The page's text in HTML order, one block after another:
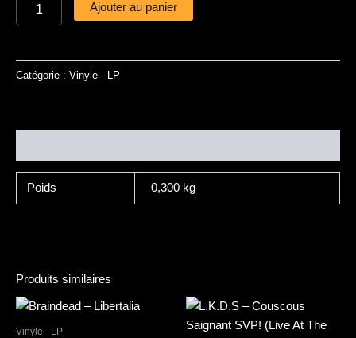
Ajouter au panier
Catégorie : Vinyle - LP
Poids 0,300 kg
Produits similaires
Vinyle - LP